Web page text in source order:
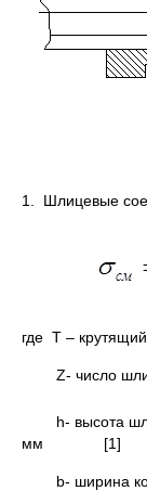
1. Шлицевые
где Т –
Z- число
h- высота
мм [1]
b- ширина